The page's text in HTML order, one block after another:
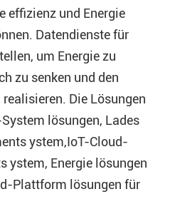
effizienz und Energie
Datendienste für
um Energie zu
zu senken und den
Die Lösungen
lösungen, Lades
ystem,IoT-Cloud-
ystem, Energie lösungen
Plattform lösungen für